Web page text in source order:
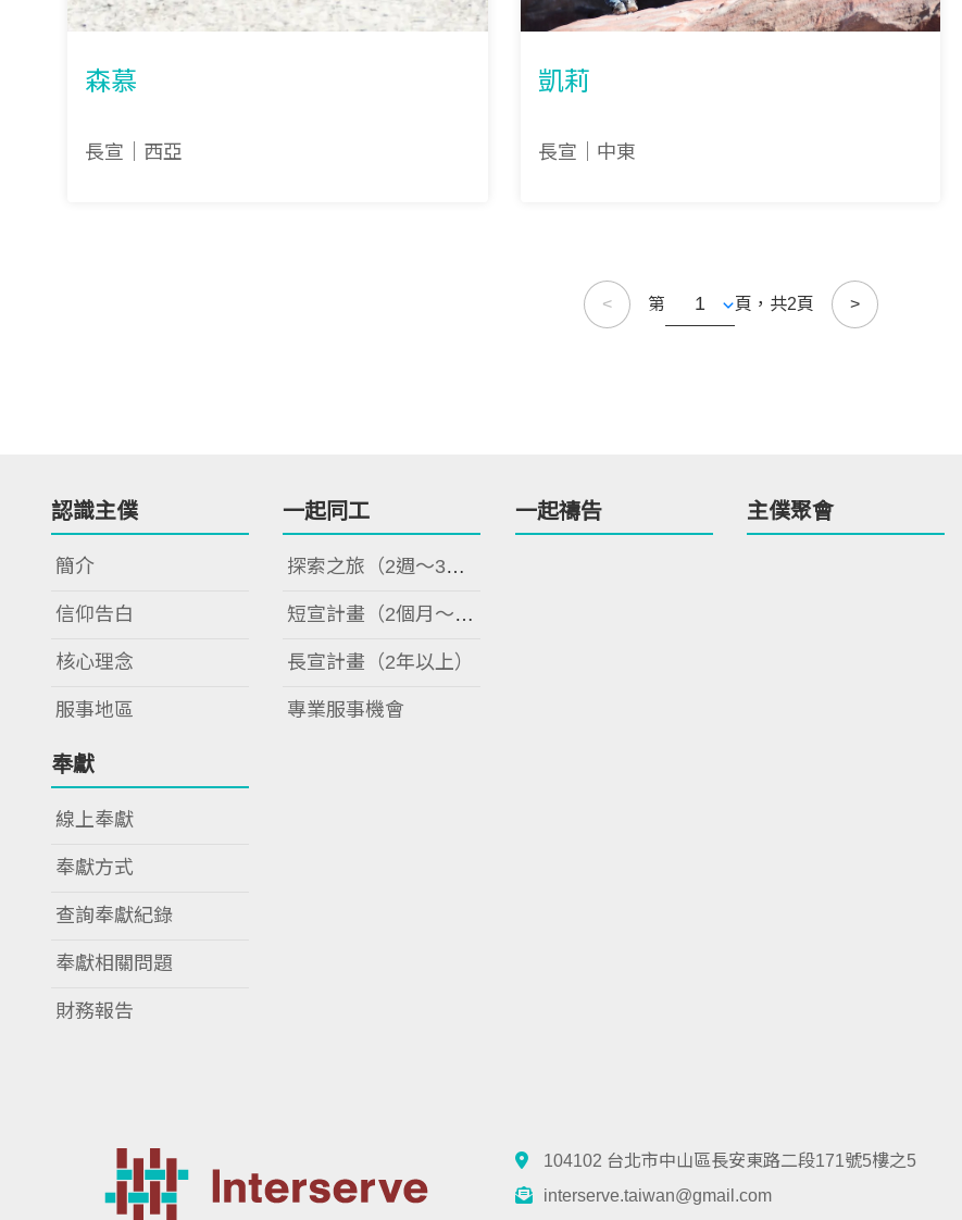
森慕
長宣｜西亞
凱莉
長宣｜中東
< 第 頁，共2頁 >
認識主僕
簡介
信仰告白
核心理念
服事地區
一起同工
探索之旅（2週～3週）
短宣計畫（2個月～2年）
長宣計畫（2年以上）
專業服事機會
一起禱告 主僕聚會
奉獻
線上奉獻
奉獻方式
查詢奉獻紀錄
奉獻相關問題
財務報告
104102 台北市中山區長安東路二段171號5樓之5
interserve.taiwan@gmail.com